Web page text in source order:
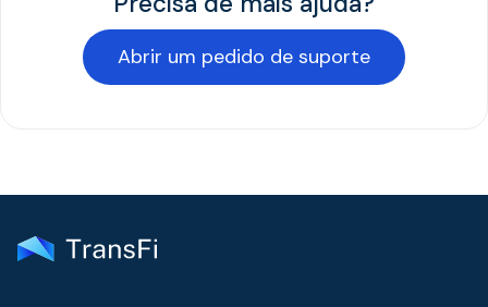
Abrir um pedido de suporte